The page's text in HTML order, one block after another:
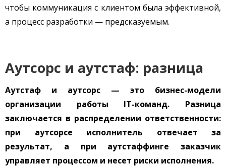
чтобы коммуникация с клиентом была эффективной,
а процесс разработки — предсказуемым.
Аутсорс и аутстаф: разница
Аутстаф и аутсорс — это бизнес-модели
организации работы IT-команд. Разница
заключается в распределении ответственности:
при аутсорсе исполнитель отвечает за
результат, а при аутстаффинге заказчик
управляет процессом и несет риски исполнения.